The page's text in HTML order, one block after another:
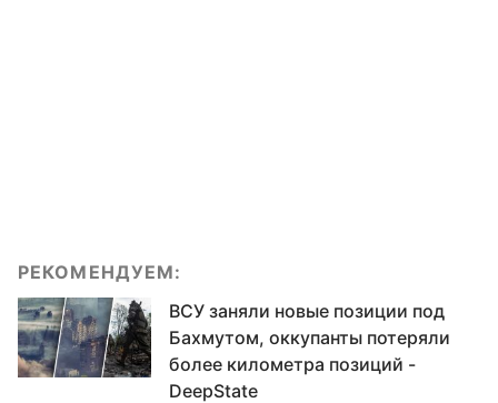
РЕКОМЕНДУЕМ:
ВСУ заняли новые позиции под
Бахмутом, оккупанты потеряли
более километра позиций -
DeepState